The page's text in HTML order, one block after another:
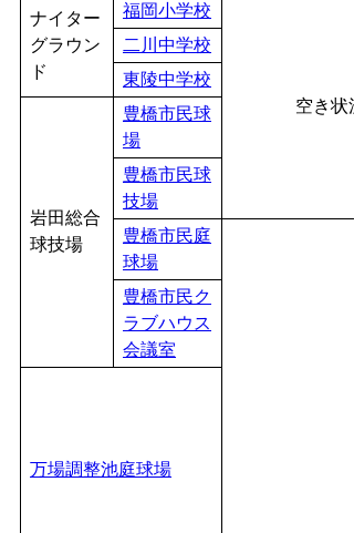
ナイター
グラウン
ド
福岡小学校
空き状
二川中学校
東陵中学校
岩田総合
球技場
豊橋市民球
場
豊橋市民球
技場
豊橋市民庭
球場
豊橋市民ク
ラブハウス
会議室
万場調整池庭球場